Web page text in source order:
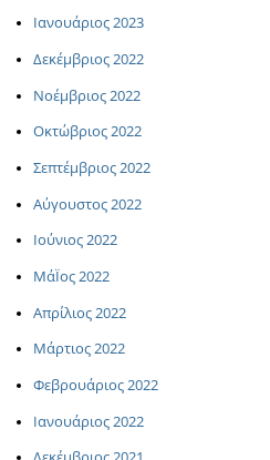
Ιανουάριος 2023
Δεκέμβριος 2022
Νοέμβριος 2022
Οκτώβριος 2022
Σεπτέμβριος 2022
Αύγουστος 2022
Ιούνιος 2022
ΜάΪος 2022
Απρίλιος 2022
Μάρτιος 2022
Φεβρουάριος 2022
Ιανουάριος 2022